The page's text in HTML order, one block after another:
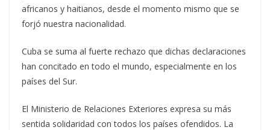
africanos y haitianos, desde el momento mismo que se
forjó nuestra nacionalidad.
Cuba se suma al fuerte rechazo que dichas declaraciones
han concitado en todo el mundo, especialmente en los
países del Sur.
El Ministerio de Relaciones Exteriores expresa su más
sentida solidaridad con todos los países ofendidos. La